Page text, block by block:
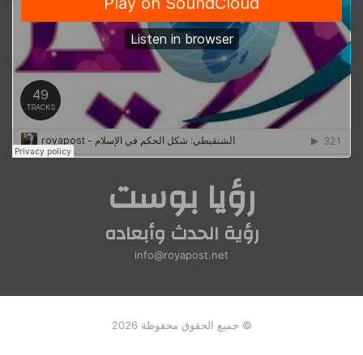
رؤيا بوست
رؤية الحدث وأبعاده
info@royapost.net
© جميع الحقوق محفوظة 2026